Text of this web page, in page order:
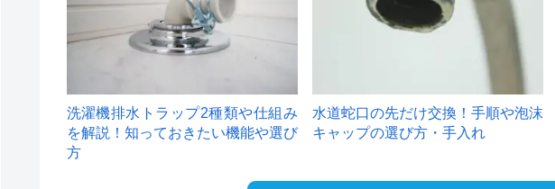
洗濯機排水トラップ2種類や仕組み
を解説！知っておきたい機能や選び
方
水道蛇口の先だけ交換！手順や泡沫
キャップの選び方・手入れ